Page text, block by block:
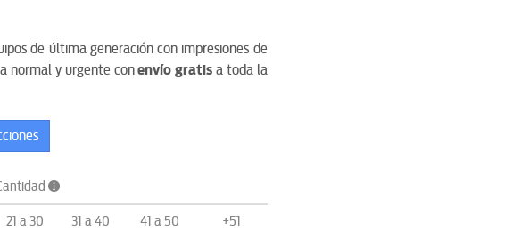
de última generación con impresiones de
normal y urgente conenvío gratis a toda la
21 a 30 31 a 40 41 a 50 +51